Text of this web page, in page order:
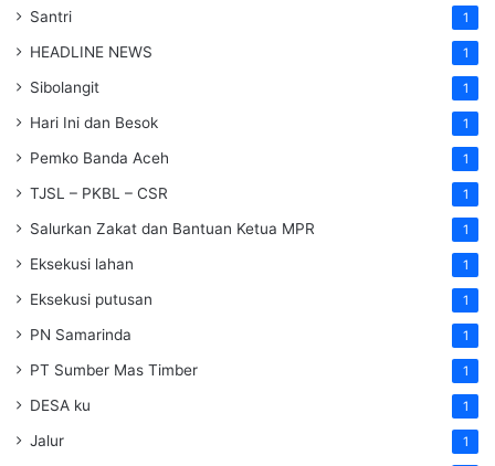
Santri 1
HEADLINE NEWS 1
Sibolangit 1
Hari Ini dan Besok 1
Pemko Banda Aceh 1
TJSL – PKBL – CSR 1
Salurkan Zakat dan Bantuan Ketua MPR 1
Eksekusi lahan 1
Eksekusi putusan 1
PN Samarinda 1
PT Sumber Mas Timber 1
DESA ku 1
Jalur 1